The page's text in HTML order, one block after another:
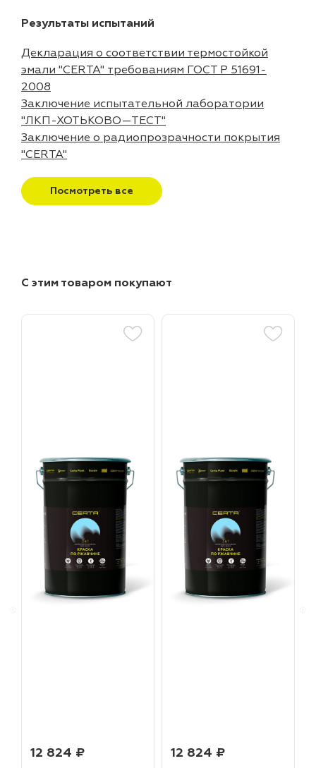
Результаты испытаний
Декларация о соответствии термостойкой
эмали "CERTA" требованиям ГОСТ Р 51691-
2008
Заключение испытательной лаборатории
"ЛКП-ХОТЬКОВО—ТЕСТ"
Заключение о радиопрозрачности покрытия
"CERTA"
Посмотреть все
С этим товаром покупают
12 824 ₽ 12 824 ₽